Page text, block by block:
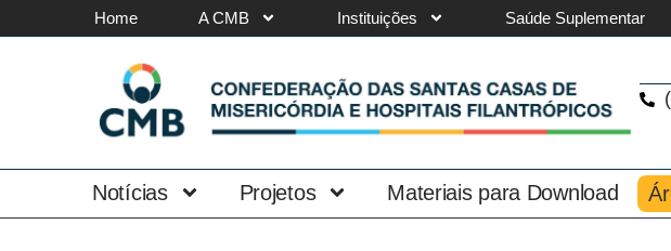
Home A CMB Instituições Saúde Suplementar
Notícias Projetos Materiais para Download